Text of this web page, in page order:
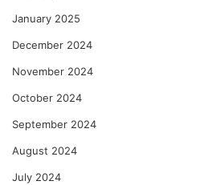
January 2025
December 2024
November 2024
October 2024
September 2024
August 2024
July 2024